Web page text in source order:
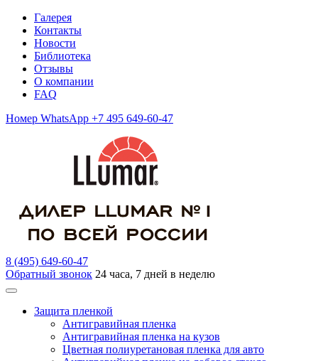
Галерея
Контакты
Новости
Библиотека
Отзывы
О компании
FAQ
Номер WhatsApp +7 495 649-60-47
8 (495) 649-60-47
Обратный звонок 24 часа, 7 дней в неделю
Защита пленкой
Антигравийная пленка
Антигравийная пленка на кузов
Цветная полиуретановая пленка для авто